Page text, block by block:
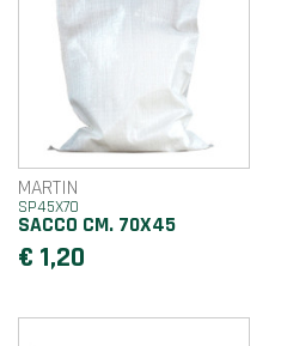
MARTIN
SP45X70
SACCO CM. 70X45
€ 1,20